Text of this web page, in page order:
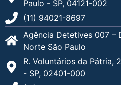
Paulo - SP, 04121-002
(11) 94021-8697
Agência Detetives 007 –
Norte São Paulo
R. Voluntários da Pátria,
- SP, 02401-000